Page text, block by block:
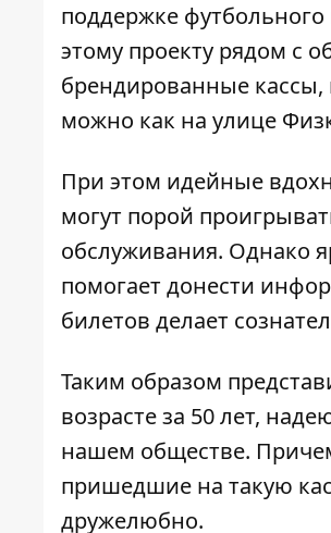
поддержке
этому проекту рядом с
брендированные
можно как на улице
При этом идейные
могут порой
обслуживания. Однако
помогает донести
билетов делает
Таким образом
возрасте за 50 лет,
нашем обществе.
пришедшие на такую
дружелюбно.